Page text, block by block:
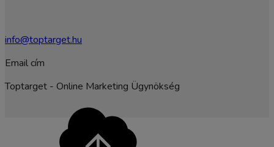
info@toptarget.hu
Email cím
Toptarget - Online Marketing Ügynökség